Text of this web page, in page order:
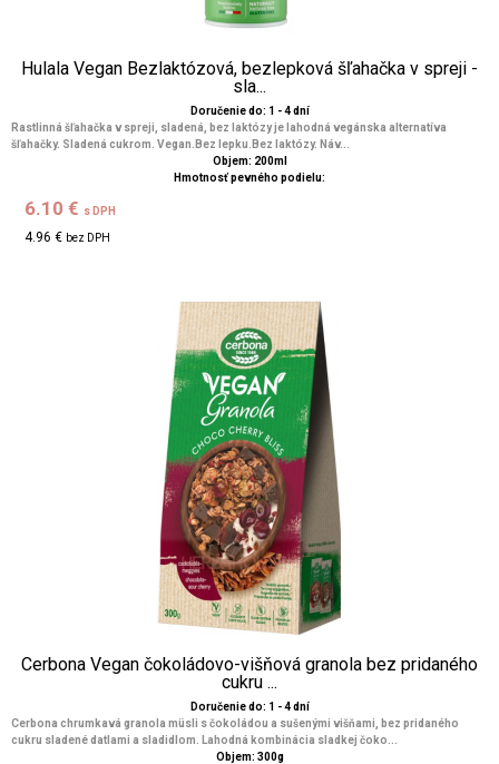
Hulala Vegan Bezlaktózová, bezlepková šľahačka v spreji -
sla...
Doručenie do: 1 - 4 dní
Rastlinná šľahačka v spreji, sladená, bez laktózy je lahodná vegánska alternatíva
šľahačky. Sladená cukrom. Vegan.Bez lepku.Bez laktózy. Náv...
Objem: 200ml
Hmotnosť pevného podielu:
6.10 € s DPH
4.96 € bez DPH
Cerbona Vegan čokoládovo-višňová granola bez pridaného
cukru ...
Doručenie do: 1 - 4 dní
Cerbona chrumkavá granola müsli s čokoládou a sušenými višňami, bez pridaného
cukru sladené datlami a sladidlom. Lahodná kombinácia sladkej čoko...
Objem: 300g